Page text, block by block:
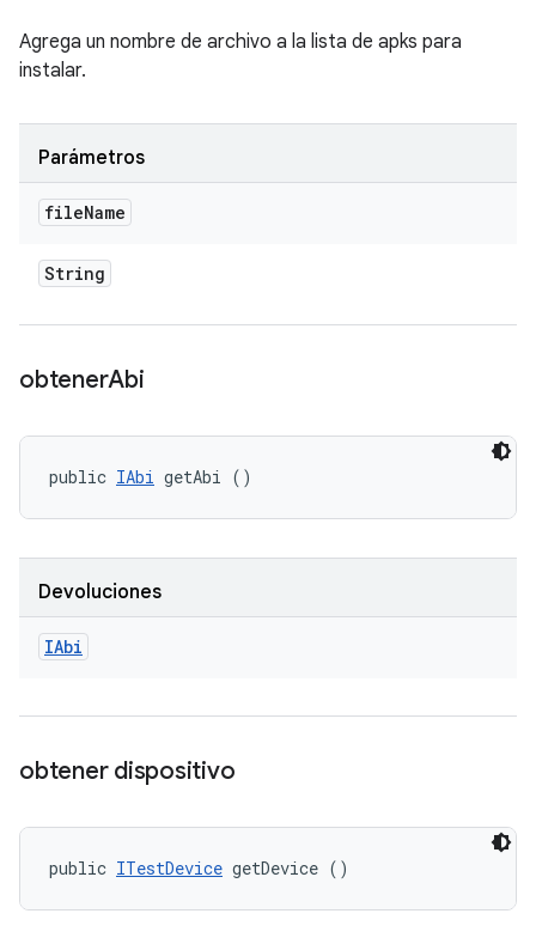
Agrega un nombre de archivo a la lista de apks para
instalar.
Parámetros
fileName
String
obtenerAbi
public IAbi getAbi ()
Devoluciones
IAbi
obtener dispositivo
public ITestDevice getDevice ()